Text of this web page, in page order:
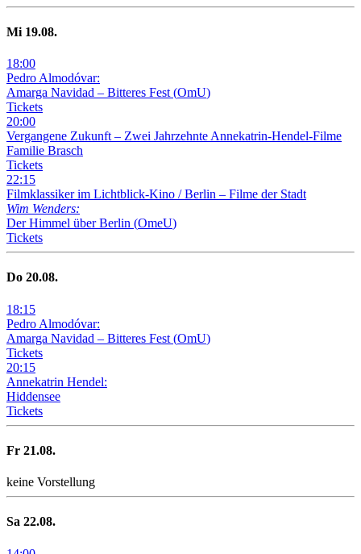
Mi 19.08.
18:00
Pedro Almodóvar:
Amarga Navidad – Bitteres Fest (OmU)
Tickets
20:00
Vergangene Zukunft – Zwei Jahrzehnte Annekatrin-Hendel-Filme
Familie Brasch
Tickets
22:15
Filmklassiker im Lichtblick-Kino /Berlin – Filme der Stadt
Wim Wenders:
Der Himmel über Berlin (OmeU)
Tickets
Do 20.08.
18:15
Pedro Almodóvar:
Amarga Navidad – Bitteres Fest (OmU)
Tickets
20:15
Annekatrin Hendel:
Hiddensee
Tickets
Fr 21.08.
keine Vorstellung
Sa 22.08.